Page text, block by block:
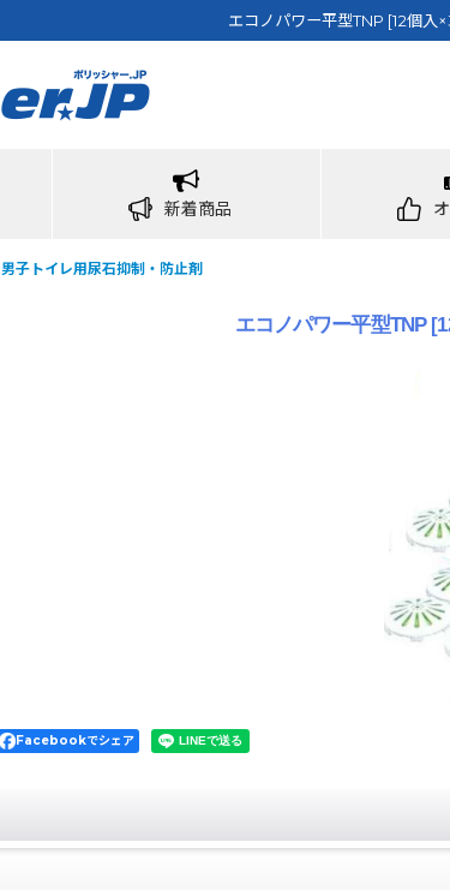
エコノパワー平型TNP [12個入
新着商品
男子トイレ用尿石抑制・防止剤
エコノパワー平型TNP
Facebookでシェア